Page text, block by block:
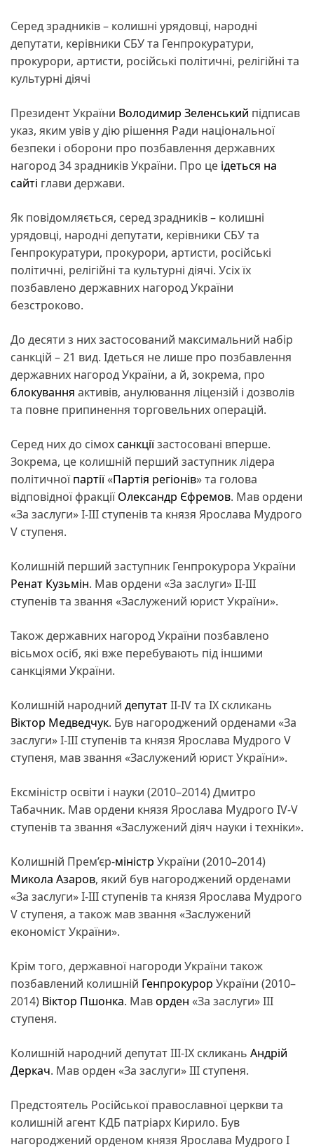
Серед зрадників – колишні урядовці, народні
депутати, керівники СБУ та Генпрокуратури,
прокурори, артисти, російські політичні, релігійні та
культурні діячі
Президент України Володимир Зеленський підписав
указ, яким увів у дію рішення Ради національної
безпеки і оборони про позбавлення державних
нагород 34 зрадників України. Про це ідеться на
сайті глави держави.
Як повідомляється, серед зрадників – колишні
урядовці, народні депутати, керівники СБУ та
Генпрокуратури, прокурори, артисти, російські
політичні, релігійні та культурні діячі. Усіх їх
позбавлено державних нагород України
безстроково.
До десяти з них застосований максимальний набір
санкцій – 21 вид. Ідеться не лише про позбавлення
державних нагород України, а й, зокрема, про
блокування активів, анулювання ліцензій і дозволів
та повне припинення торговельних операцій.
Серед них до сімохсанкціїзастосовані вперше.
Зокрема, це колишній перший заступник лідера
політичноїпартії«Партія регіонів» та голова
відповідної фракціїОлександр Єфремов. Мав ордени
«За заслуги» І-ІІІ ступенів та князя Ярослава Мудрого
V ступеня.
Колишній перший заступник Генпрокурора України
Ренат Кузьмін. Мав ордени «За заслуги» ІІ-ІІІ
ступенів та звання «Заслужений юрист України».
Також державних нагород України позбавлено
вісьмох осіб, які вже перебувають під іншими
санкціями України.
Колишній народний депутатІІ-IV та IX скликань
Віктор Медведчук. Був нагороджений орденами «За
заслуги» І-ІІІ ступенів та князя Ярослава Мудрого V
ступеня, мав звання «Заслужений юрист України».
Ексміністр освіти і науки (2010–2014) Дмитро
Табачник. Мав ордени князя Ярослава Мудрого IV-V
ступенів та звання «Заслужений діяч науки і техніки».
Колишній Прем’єр-міністр України (2010–2014)
Микола Азаров, який був нагороджений орденами
«За заслуги» І-ІІІ ступенів та князя Ярослава Мудрого
V ступеня, а також мав звання «Заслужений
економіст України».
Крім того, державної нагороди України також
позбавлений колишній Генпрокурор України (2010–
2014) Віктор Пшонка. Маворден «За заслуги» ІІІ
ступеня.
Колишній народний депутат III-IX скликань Андрій
Деркач. Мав орден «За заслуги» ІІІ ступеня.
Предстоятель Російської православної церкви та
колишній агент КДБ патріарх Кирило. Був
нагороджений орденом князя Ярослава Мудрого І